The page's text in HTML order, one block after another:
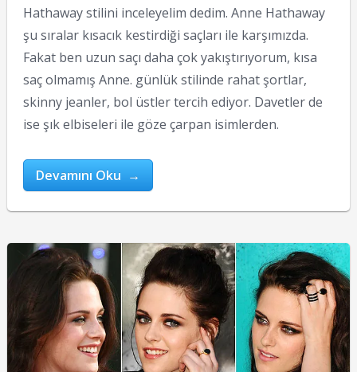
Hathaway stilini inceleyelim dedim. Anne Hathaway
şu sıralar kısacık kestirdiği saçları ile karşımızda.
Fakat ben uzun saçı daha çok yakıştırıyorum, kısa
saç olmamış Anne. günlük stilinde rahat şortlar,
skinny jeanler, bol üstler tercih ediyor. Davetler de
ise şık elbiseleri ile göze çarpan isimlerden.
Devamını Oku →